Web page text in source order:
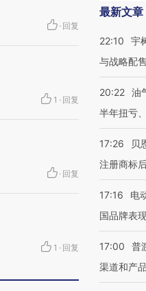
· 回复
1 · 回复
· 回复
1 · 回复
最新文章
22:10
宇
与战略配售
20:22 油
半年扭亏
17:26
贝
注册商标
17:16
电
国品牌表
17:00
普
渠道和产